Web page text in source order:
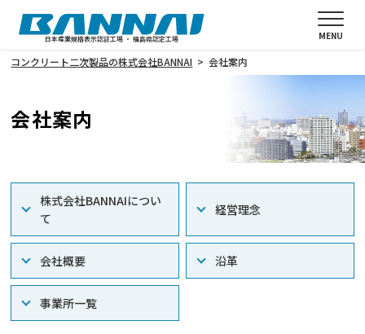
日本産業規格表示認証工場 ・ 福島県認定工場 MENU
コンクリート二次製品の株式会社BANNAI 会社案内
会社案内
株式会社BANNAIについ
て
経営理念
会社概要 沿革
事業所一覧